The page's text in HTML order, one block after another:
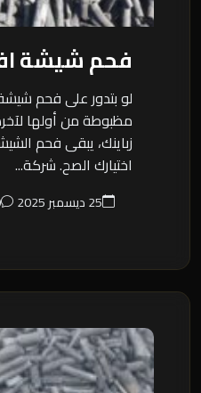
فحم شيشة
لو بتدور على فحم
مظبوطة من أولها
زباينك، يبقى فحم
اختيارك الصح. شركة...
25 ديسمبر 2025